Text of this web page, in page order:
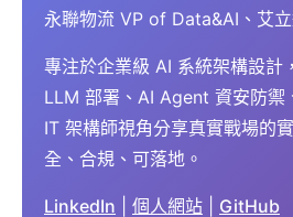
永聯物流 VP of Data&AI、艾立
專注於企業級 AI 系統架構設計
LLM 部署、AI Agent 資安防禦
IT 架構師視角分享真實戰場的
全、合規、可落地。
LinkedIn 個人網站 GitHub